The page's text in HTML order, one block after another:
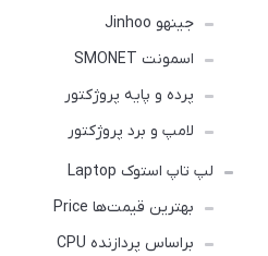
جینهو Jinhoo
اسمونت SMONET
پرده و پایه پروژکتور
لامپ و برد پروژکتور
لپ تاپ استوک Laptop
بهترین قیمت‌ها Price
براساس پردازنده CPU